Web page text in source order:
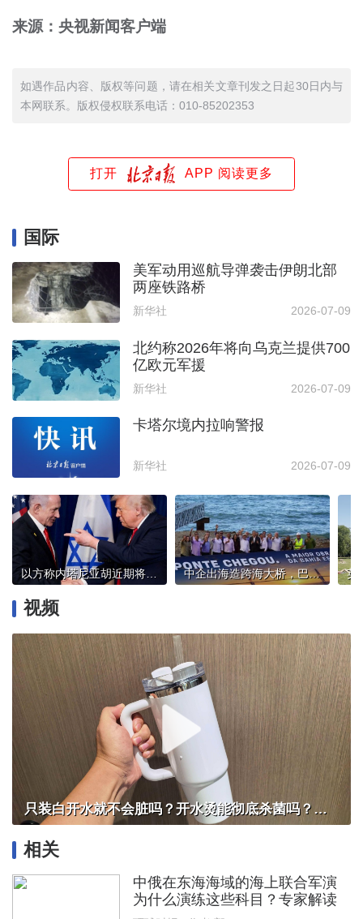
来源：央视新闻客户端
如遇作品内容、版权等问题，请在相关文章刊发之日起30日内与
本网联系。版权侵权联系电话：010-85202353
打开 APP 阅读更多
国际
美军动用巡航导弹袭击伊朗北部
两座铁路桥
新华社 2026-07-09
北约称2026年将向乌克兰提供700
亿欧元军援
新华社 2026-07-09
卡塔尔境内拉响警报
新华社 2026-07-09
以方称内塔尼亚胡近期将与特朗普会面 中企出海造跨海大桥，巴西总统卢拉：造福当地民众
视频
只装白开水就不会脏吗？开水烫能彻底杀菌吗？感控专家详解“吸管杯”藏菌真相｜都视频·热观察
相关
中俄在东海海域的海上联合军演
为什么演练这些科目？专家解读